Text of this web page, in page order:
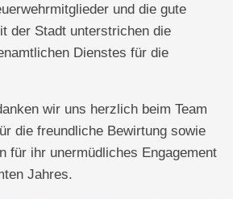
und die gute
der Stadt unterstrichen die
Dienstes für die
wir uns herzlich beim Team
die freundliche Bewirtung sowie
für ihr unermüdliches Engagement
Jahres.